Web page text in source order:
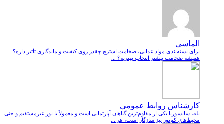
الماسی
برای بسته‌بندی مواد غذایی، ضخامت استرچ چقدر روی کیفیت و ماندگاری تأثیر داره؟
همیشه ضخامت بیشتر انتخاب بهتریه؟ ...
کارشناس روابط عمومی
بله، سانسوریا یکی از مقاوم‌ترین گیاهان آپارتمانی است و معمولاً با نور غیرمستقیم و حتی
محیط‌های کم‌نور نیز سازگار است، هر ...